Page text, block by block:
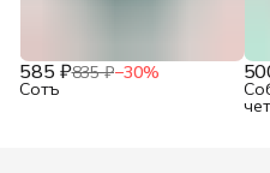
585 ₽835 ₽−30%
Сотъ